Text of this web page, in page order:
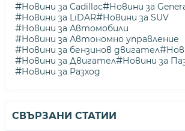
#Новини за Cadillac#Новини за
#Новини за LiDAR#Новини за SUV
#Новини за Автомобили
#Новини за Автономно управление
#Новини за бензинов двигател#
#Новини за Двигател#Новини за
#Новини за Разход
СВЪРЗАНИ СТАТИИ